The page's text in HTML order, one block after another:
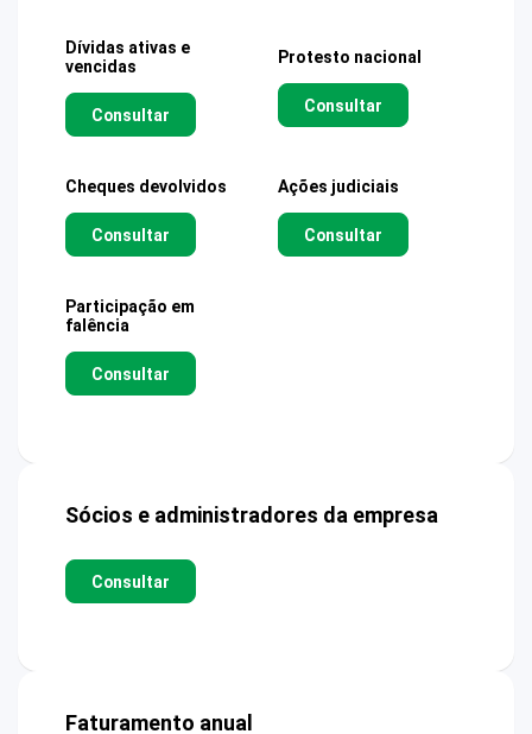
Dívidas ativas e
vencidas
Consultar
Protesto nacional
Consultar
Cheques devolvidos
Consultar
Ações judiciais
Consultar
Participação em
falência
Consultar
Sócios e administradores da empresa
Consultar
Faturamento anual